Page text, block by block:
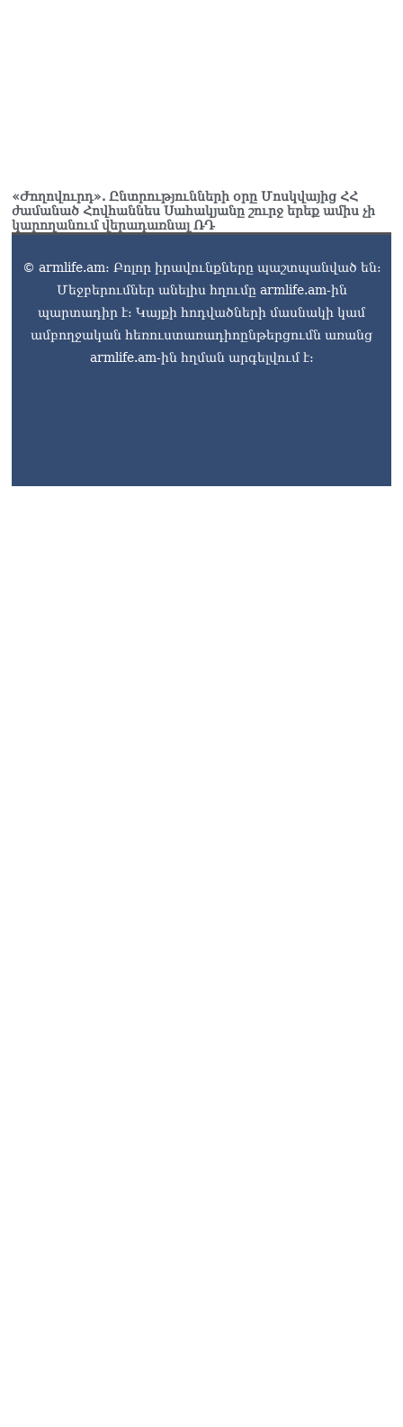
«Ժողովուրդ». Ընտրությունների օրը Մոսկվայից ՀՀ
ժամանած Հովհաննես Սահակյանը շուրջ երեք ամիս չի
կարողանում վերադառնալ ՌԴ
© armlife.am: Բոլոր իրավունքները պաշտպանված են:
Մեջբերումներ անելիս հղումը armlife.am-ին
պարտադիր է: Կայքի հոդվածների մասնակի կամ
ամբողջական հեռուստառադիոընթերցումն առանց
armlife.am-ին հղման արգելվում է: